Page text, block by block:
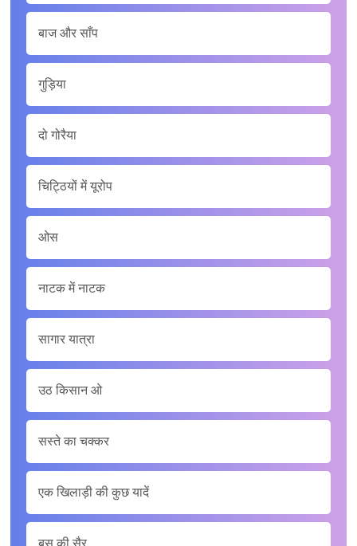
बाज और साँप
गुड़िया
दो गोरैया
चिट्ठियों में यूरोप
ओस
नाटक में नाटक
सागार यात्रा
उठ किसान ओ
सस्ते का चक्कर
एक खिलाड़ी की कुछ यादें